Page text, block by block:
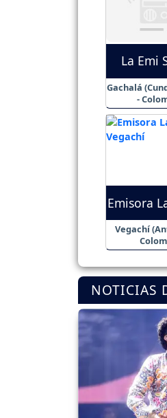
La Emi
Gachalá
-
Emisora
Vegachí (Antioquia) -
NOTICIAS